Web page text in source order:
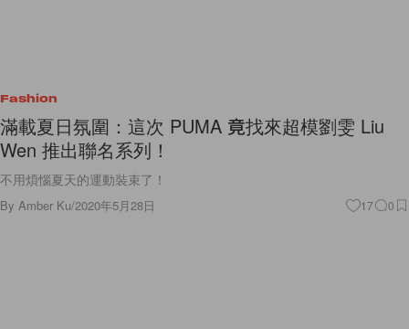
Fashion
滿載夏日氛圍：這次 PUMA 竟找來超模劉雯 Liu
Wen 推出聯名系列！
不用煩惱夏天的運動裝束了！
By Amber Ku/2020年5月28日 17 0